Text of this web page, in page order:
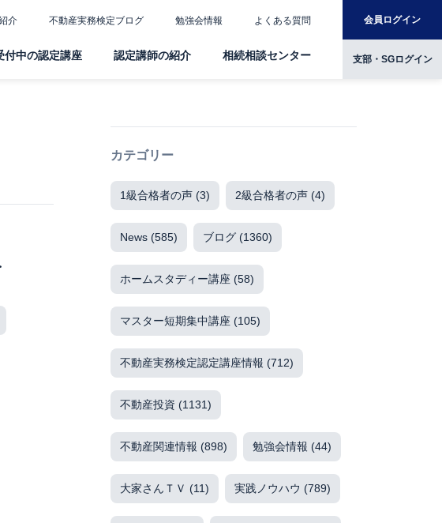
介 不動産実務検定ブログ 勉強会情報 よくある質問 会員ログイン
付中の認定講座 認定講師の紹介 相続相談センター 支部・SGログイン
カテゴリー
1級合格者の声 (3) 2級合格者の声 (4)
News (585) ブログ (1360)
ホームスタディー講座 (58)
マスター短期集中講座 (105)
不動産実務検定認定講座情報 (712)
不動産投資 (1131)
不動産関連情報 (898) 勉強会情報 (44)
大家さんＴＶ (11) 実践ノウハウ (789)